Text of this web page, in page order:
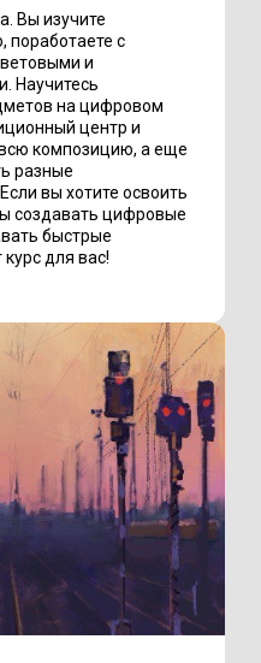
Вы изучите
с
и
Научитесь
на цифровом
центр и
композицию, а еще
разные
вы хотите освоить
создавать цифровые
быстрые
для вас!